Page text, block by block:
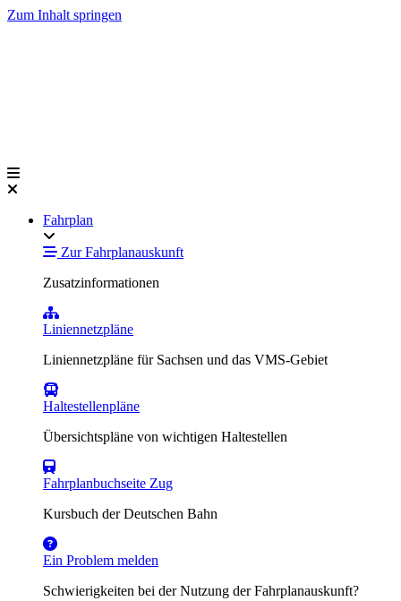
Zum Inhalt springen
Fahrplan
Zur Fahrplanauskunft
Zusatzinformationen
Liniennetzpläne
Liniennetzpläne für Sachsen und das VMS-Gebiet
Haltestellenpläne
Übersichtspläne von wichtigen Haltestellen
Fahrplanbuchseite Zug
Kursbuch der Deutschen Bahn
Ein Problem melden
Schwierigkeiten bei der Nutzung der Fahrplanauskunft?